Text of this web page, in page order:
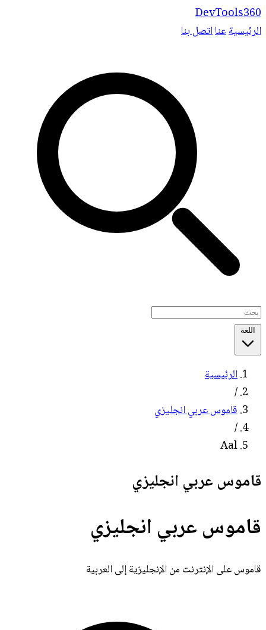
DevTools360
الرئيسيةعنااتصل بنا
اللغة
الرئيسية
/
قاموس عربي انجليزي
/
Aal
قاموس عربي انجليزي
قاموس عربي انجليزي
قاموس على الإنترنت من الإنجليزية إلى العربية